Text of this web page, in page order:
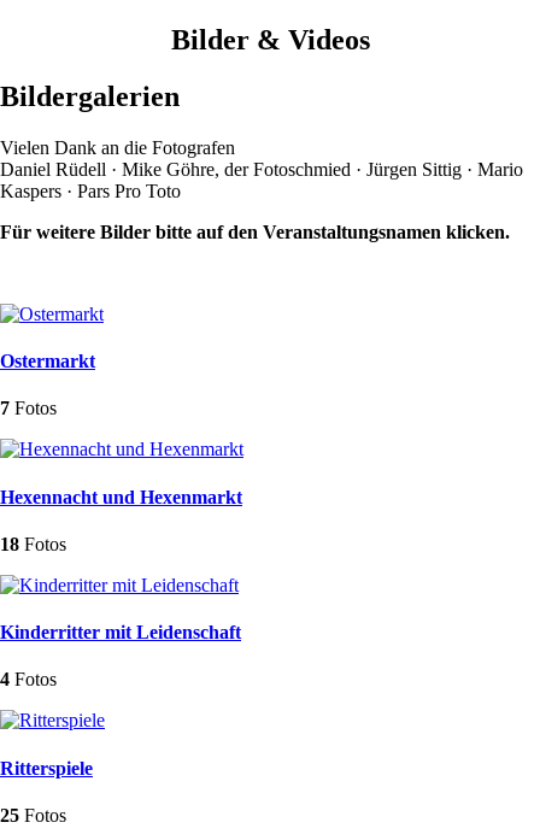
Bilder & Videos
Bildergalerien
Vielen Dank an die Fotografen
Daniel Rüdell · Mike Göhre, der Fotoschmied · Jürgen Sittig · Mario
Kaspers · Pars Pro Toto
Für weitere Bilder bitte auf den Veranstaltungsnamen klicken.
Ostermarkt
7 Fotos
Hexennacht und Hexenmarkt
18 Fotos
Kinderritter mit Leidenschaft
4 Fotos
Ritterspiele
25 Fotos